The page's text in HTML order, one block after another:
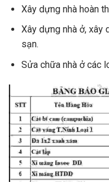
Xây dựng nhà hoàn
Xây dựng nhà ở, xây
sạn.
Sửa chữa nhà ở các